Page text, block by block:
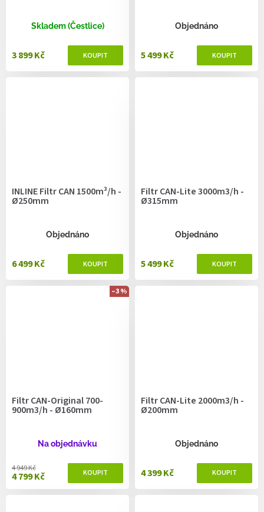
Skladem (Čestlice)
3 899 Kč
Objednáno
5 499 Kč
INLINE Filtr CAN 1500m³/h -
Ø250mm
Objednáno
6 499 Kč
Filtr CAN-Lite 3000m3/h -
Ø315mm
Objednáno
5 499 Kč
–3 %
Filtr CAN-Original 700-
900m3/h - Ø160mm
Na objednávku
4 799 Kč
4 949 Kč
Filtr CAN-Lite 2000m3/h -
Ø200mm
Objednáno
4 399 Kč